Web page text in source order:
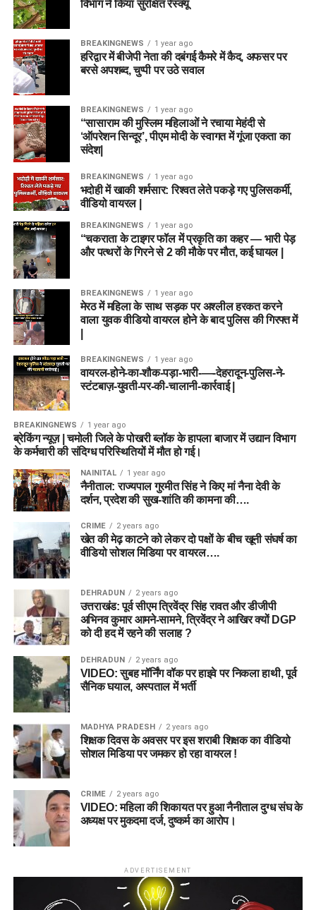
विभाग ने किया सुरक्षित रेस्क्यू
BREAKINGNEWS 1 year ago
हरिद्वार में बीजेपी नेता की दबंगई कैमरे में कैद, अफसर पर
बरसे अपशब्द, चुप्पी पर उठे सवाल
BREAKINGNEWS 1 year ago
“सासाराम की मुस्लिम महिलाओं ने रचाया मेहंदी से
‘ऑपरेशन सिन्दूर’, पीएम मोदी के स्वागत में गूंजा एकता का
संदेश|
BREAKINGNEWS 1 year ago
भदोही में खाकी शर्मसार: रिश्वत लेते पकड़े गए पुलिसकर्मी,
वीडियो वायरल |
BREAKINGNEWS 1 year ago
“चकराता के टाइगर फॉल में प्रकृति का कहर — भारी पेड़
और पत्थरों के गिरने से 2 की मौके पर मौत, कई घायल |
BREAKINGNEWS 1 year ago
मेरठ में महिला के साथ सड़क पर अश्लील हरकत करने
वाला युवक वीडियो वायरल होने के बाद पुलिस की गिरफ्त में
BREAKINGNEWS 1 year ago
वायरल-होने-का-शौक-पड़ा-भारी-—-देहरादून-पुलिस-ने-
स्टंटबाज़-युवती-पर-की-चालानी-कार्रवाई |
BREAKINGNEWS 1 year ago
ब्रेकिंग न्यूज़ | चमोली जिले के पोखरी ब्लॉक के हापला बाजार में उद्यान विभाग
के कर्मचारी की संदिग्ध परिस्थितियों में मौत हो गई।
NAINITAL 1 year ago
नैनीताल: राज्यपाल गुरमीत सिंह ने किए मां नैना देवी के
दर्शन, प्रदेश की सुख-शांति की कामना की….
CRIME 2 years ago
खेत की मेढ़ काटने को लेकर दो पक्षों के बीच खूनी संघर्ष का
वीडियो सोशल मिडिया पर वायरल….
DEHRADUN 2 years ago
उत्तराखंड: पूर्व सीएम त्रिवेंद्र सिंह रावत और डीजीपी
अभिनव कुमार आमने-सामने, त्रिवेंद्र ने आखिर क्यों DGP
को दी हद में रहने की सलाह ?
DEHRADUN 2 years ago
VIDEO: सुबह मॉर्निंग वॉक पर हाइवे पर निकला हाथी, पूर्व
सैनिक घयाल, अस्पताल में भर्ती
MADHYA PRADESH 2 years ago
शिक्षक दिवस के अवसर पर इस शराबी शिक्षक का वीडियो
सोशल मिडिया पर जमकर हो रहा वायरल !
CRIME 2 years ago
VIDEO: महिला की शिकायत पर हुआ नैनीताल दुग्ध संघ के
अध्यक्ष पर मुकदमा दर्ज, दुष्कर्म का आरोप।
ADVERTISEMENT